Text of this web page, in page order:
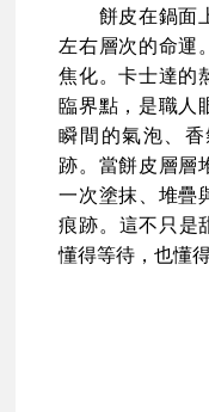
餅皮在鍋面上
左右層次的命運
焦化。卡士達的
臨界點，是職人
瞬間的氣泡、
跡。當餅皮層層
一次塗抹、堆疊
痕跡。這不只
懂得等待，也懂得